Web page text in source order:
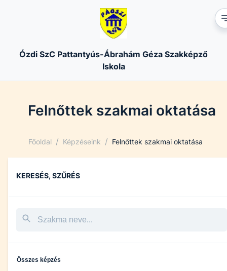
Ózdi SzC Pattantyús-Ábrahám Géza Szakképző
Iskola
Felnőttek szakmai oktatása
Főoldal / Képzéseink / Felnőttek szakmai oktatása
KERESÉS, SZŰRÉS
Összes képzés